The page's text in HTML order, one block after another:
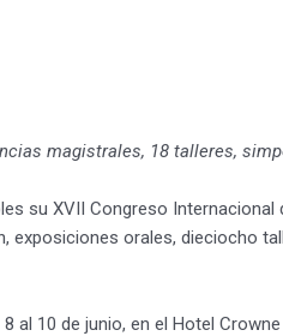
magistrales, 18 talleres,
su XVII Congreso
orales, dieciocho
al 10 de junio, en el Hotel